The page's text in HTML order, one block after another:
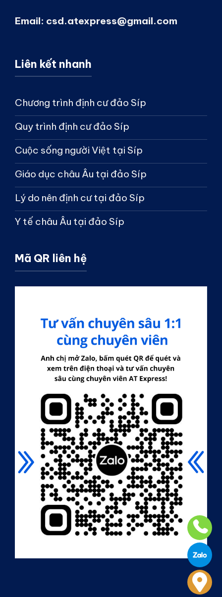
Email: csd.atexpress@gmail.com
Liên kết nhanh
Chương trình định cư đảo Síp
Quy trình định cư đảo Síp
Cuộc sống người Việt tại Síp
Giáo dục châu Âu tại đảo Síp
Lý do nên định cư tại đảo Síp
Y tế châu Âu tại đảo Síp
Mã QR liên hệ